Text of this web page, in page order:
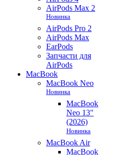
AirPods Max 2
Новинка
AirPods Pro 2
AirPods Max
EarPods
Запчасти для
AirPods
MacBook
MacBook Neo
Новинка
MacBook
Neo 13"
(2026)
Новинка
MacBook Air
MacBook